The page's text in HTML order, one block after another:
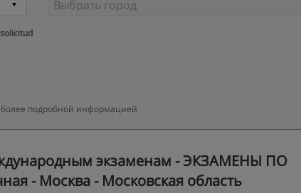
более подробной информацией
экзаменам - ЭКЗАМЕНЫ ПО
- Москва - Московская область